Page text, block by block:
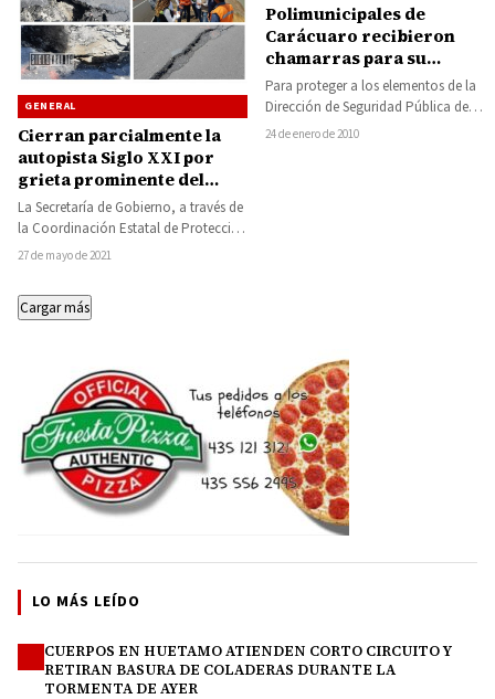
GENERAL
Cierran parcialmente la
autopista Siglo XXI por
grieta prominente del
tramo de Santa Casilda al
entronque de Cuatro
Caminos
La Secretaría de Gobierno, a través de
la Coordinación Estatal de Protección
Civil informan el cierre de la…
27 de mayo de 2021
Polimunicipales de
Carácuaro recibieron
chamarras para su
protección del frío
Para proteger a los elementos de la
Dirección de Seguridad Pública de
Carácuaro, de las altas temperaturas
24 de enero de 2010
Cargar más
LO MÁS LEÍDO
CUERPOS EN HUETAMO ATIENDEN CORTO CIRCUITO Y
RETIRAN BASURA DE COLADERAS DURANTE LA
TORMENTA DE AYER